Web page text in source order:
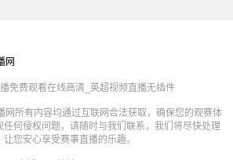
网
免费观看在线高清_英超视频直播无插件
网所有内容均通过互联网合法获取，确保您的观赛体
任何侵权问题，请随时与我们联系，我们将尽快处理
您安心享受赛事直播的乐趣。